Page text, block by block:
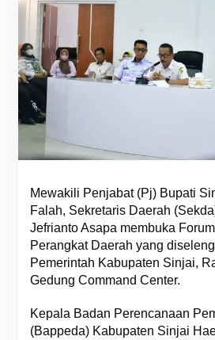
Mewakili Penjabat (Pj) Bupati
Falah, Sekretaris Daerah
Jefrianto Asapa membuka
Perangkat Daerah yang
Pemerintah Kabupaten Sinjai,
Gedung Command Center.
Kepala Badan Perencanaan
(Bappeda) Kabupaten Sinjai